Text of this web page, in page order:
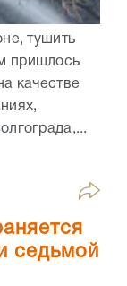
тушить
пришлось
качестве
седьмой